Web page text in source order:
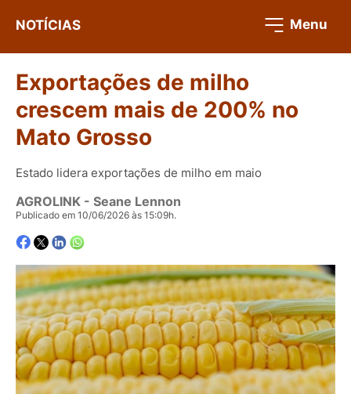
NOTÍCIAS Menu
Exportações de milho
crescem mais de 200% no
Mato Grosso
Estado lidera exportações de milho em maio
AGROLINK - Seane Lennon
Publicado em 10/06/2026 às 15:09h.